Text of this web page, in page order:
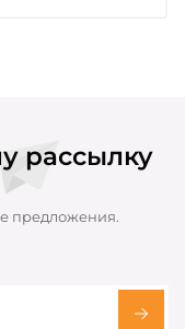
рассылку
предложения.